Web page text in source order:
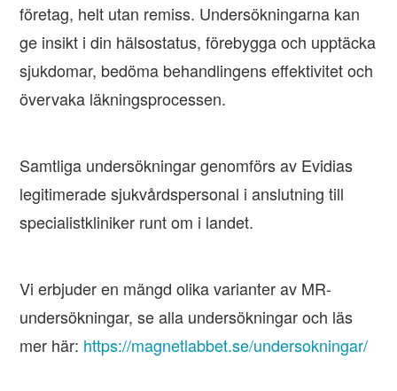
företag, helt utan remiss. Undersökningarna kan
ge insikt i din hälsostatus, förebygga och upptäcka
sjukdomar, bedöma behandlingens effektivitet och
övervaka läkningsprocessen.
Samtliga undersökningar genomförs av Evidias
legitimerade sjukvårdspersonal i anslutning till
specialistkliniker runt om i landet.
Vi erbjuder en mängd olika varianter av MR-
undersökningar, se alla undersökningar och läs
mer här: https://magnetlabbet.se/undersokningar/